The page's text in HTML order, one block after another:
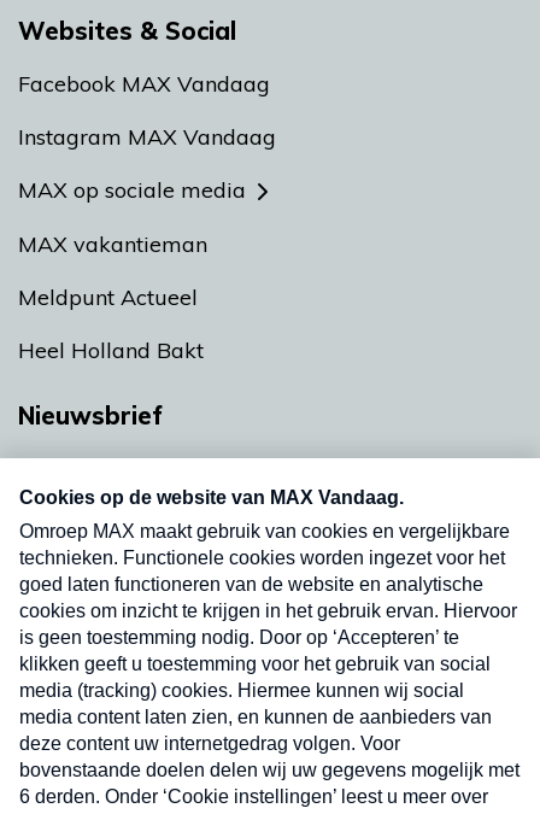
Websites & Social
Facebook MAX Vandaag
Instagram MAX Vandaag
MAX op sociale media
MAX vakantieman
Meldpunt Actueel
Heel Holland Bakt
Nieuwsbrief
nieuwsbrief. Elke vrijdag- en dinsdagochtend in
uw mailbox.
Verzend